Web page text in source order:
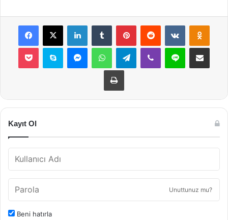
Facebook
X LinkedInTumblr PinterestReddit VKontakte
Pocket Skype MessengerWhatsAppTelegramViber Line E-Posta ile
Yazdır
Kayıt Ol
Unuttunuz mu?
Beni hatırla